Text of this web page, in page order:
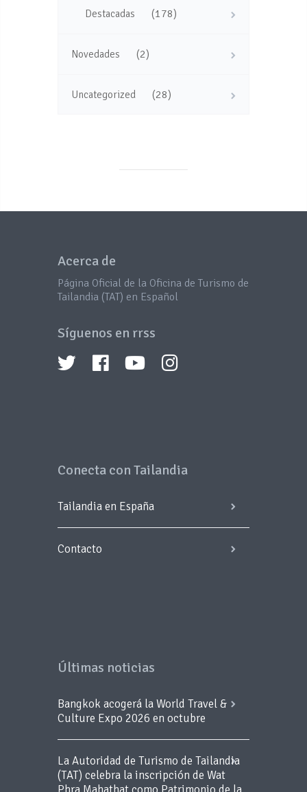
Destacadas (178)
Novedades (2)
Uncategorized (28)
Acerca de
Página Oficial de la Oficina de Turismo de
Tailandia (TAT) en Español
Síguenos en rrss
Conecta con Tailandia
Tailandia en España
Contacto
Últimas noticias
Bangkok acogerá la World Travel &
Culture Expo 2026 en octubre
La Autoridad de Turismo de Tailandia
(TAT) celebra la inscripción de Wat